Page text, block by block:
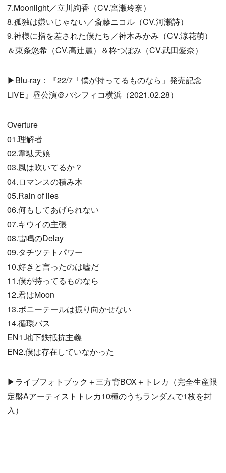
7.Moonlight／立川絢香（CV.宮瀬玲奈）
8.孤独は嫌いじゃない／斎藤ニコル（CV.河瀬詩）
9.神様に指を差された僕たち／神木みかみ（CV.涼花萌）
＆東条悠希（CV.高辻麗）＆柊つぼみ（CV.武田愛奈）
▶Blu-ray：『22/7「僕が持ってるものなら」発売記念
LIVE』昼公演＠パシフィコ横浜（2021.02.28）
Overture
01.理解者
02.韋駄天娘
03.風は吹いてるか？
04.ロマンスの積み木
05.Rain of lies
06.何もしてあげられない
07.キウイの主張
08.雷鳴のDelay
09.タチツテトパワー
10.好きと言ったのは嘘だ
11.僕が持ってるものなら
12.君はMoon
13.ポニーテールは振り向かせない
14.循環バス
EN1.地下鉄抵抗主義
EN2.僕は存在していなかった
▶ライブフォトブック＋三方背BOX＋トレカ（完全生産限
定盤Aアーティストトレカ10種のうちランダムで1枚を封
入）